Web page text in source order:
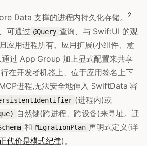
Data 支撑的进程内持久化存储。 2
可通过 @Query 查询、与 SwiftUI 的观
应用进程所有。应用扩展(小组件、意
通过 App Group 加上显式配置来共享
在开发者机器上、位于应用签名上下
进程,无法安全地伸入 SwiftData 容
(进程内)或
自然键(跨进程、跨设备)来寻址。迁
和 MigrationPlan 声明式定义(详
代价是模式纪律)。